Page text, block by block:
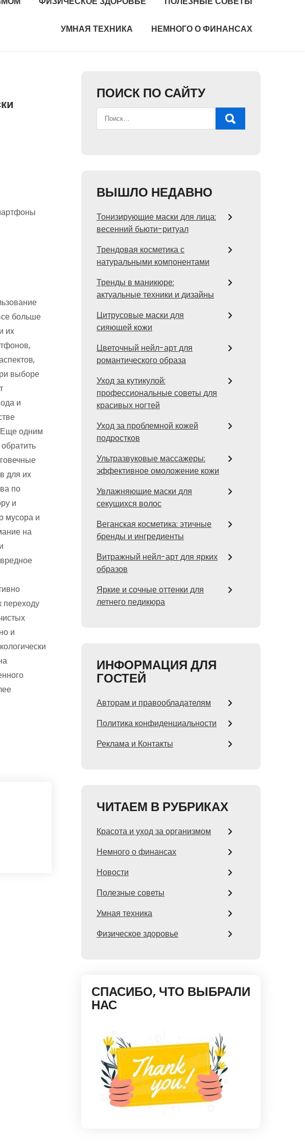
УМНАЯ ТЕХНИКА НЕМНОГО О ФИНАНСАХ
больше
их
выборе
и
Еще одним
для их
по
и
мусора и
на
переходу
и
ПОИСК ПО САЙТУ
ВЫШЛО НЕДАВНО
Тонизирующие маски для лица:
весенний бьюти-ритуал
Трендовая косметика с
натуральными компонентами
Тренды в маникюре:
актуальные техники и дизайны
Цитрусовые маски для
сияющей кожи
Цветочный нейл-арт для
романтического образа
Уход за кутикулой:
профессиональные советы для
красивых ногтей
Уход за проблемной кожей
подростков
Ультразвуковые массажеры:
эффективное омоложение кожи
Увлажняющие маски для
секущихся волос
Веганская косметика: этичные
бренды и ингредиенты
Витражный нейл-арт для ярких
образов
Яркие и сочные оттенки для
летнего педикюра
ИНФОРМАЦИЯ ДЛЯ
ГОСТЕЙ
Авторам и правообладателям
Политика конфиденциальности
Реклама и Контакты
ЧИТАЕМ В РУБРИКАХ
Красота и уход за организмом
Немного о финансах
Новости
Полезные советы
Умная техника
Физическое здоровье
СПАСИБО, ЧТО ВЫБРАЛИ
НАС